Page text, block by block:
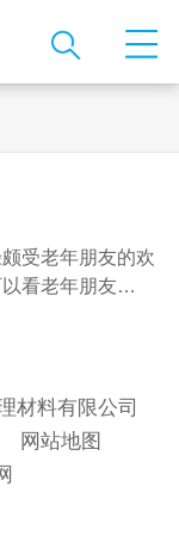
受老年朋友的欢
看老年朋友…
材料有限公司
网站地图